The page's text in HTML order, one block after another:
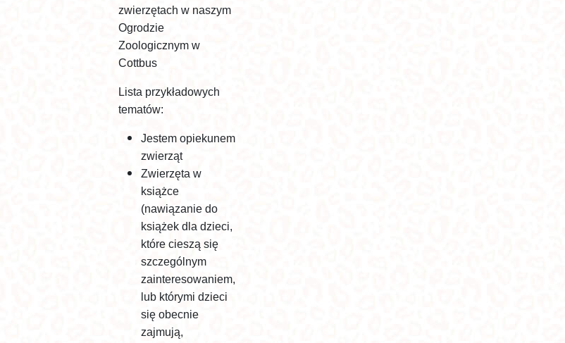
zwierzętach w naszym
Ogrodzie
Zoologicznym w
Cottbus
Lista przykładowych
tematów:
Jestem opiekunem
zwierząt
Zwierzęta w
książce
(nawiązanie do
książek dla dzieci,
które cieszą się
szczególnym
zainteresowaniem,
lub którymi dzieci
się obecnie
zajmują,